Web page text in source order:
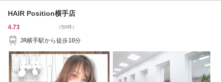
HAIR Position横手店
4.73 （50件）
JR横手駅から徒歩10分